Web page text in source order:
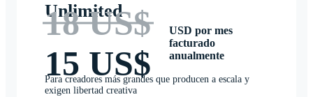
Unlimited
18 US$
15 US$
USD por mes
facturado
anualmente
Para creadores más grandes que producen a escala y
exigen libertad creativa